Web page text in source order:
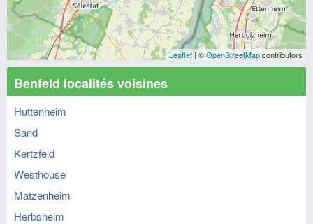
Leaflet| ©OpenStreetMapcontributors
Benfeld localités voisines
Huttenheim
Sand
Kertzfeld
Westhouse
Matzenheim
Herbsheim